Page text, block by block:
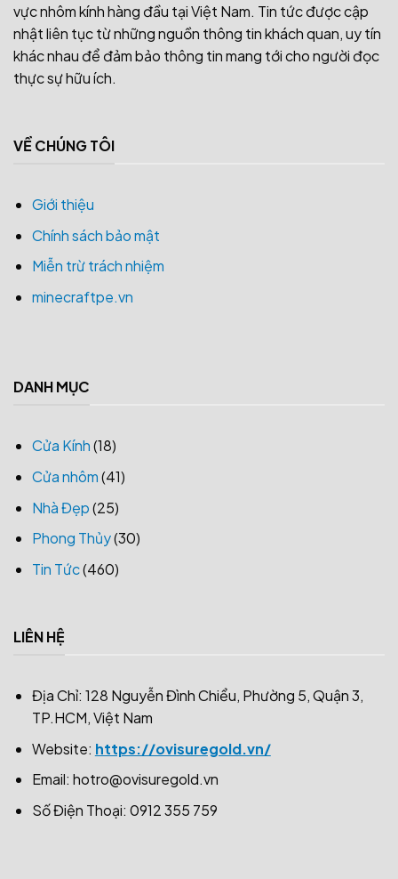
vực nhôm kính hàng đầu tại Việt Nam. Tin tức được cập
nhật liên tục từ những nguồn thông tin khách quan, uy tín
khác nhau để đảm bảo thông tin mang tới cho người đọc
thực sự hữu ích.
VỀ CHÚNG TÔI
Giới thiệu
Chính sách bảo mật
Miễn trừ trách nhiệm
minecraftpe.vn
DANH MỤC
Cửa Kính(18)
Cửa nhôm(41)
Nhà Đẹp(25)
Phong Thủy(30)
Tin Tức(460)
LIÊN HỆ
Địa Chỉ: 128 Nguyễn Đình Chiểu, Phường 5, Quận 3,
TP.HCM, Việt Nam
Website: https://ovisuregold.vn/
Email: hotro@ovisuregold.vn
Số Điện Thoại: 0912 355 759